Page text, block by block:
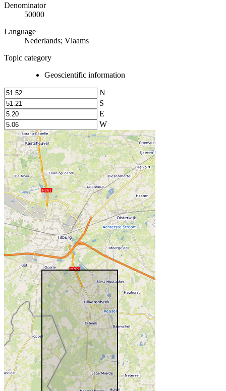
Denominator
50000
Language
Nederlands; Vlaams
Topic category
Geoscientific information
N
S
E
W